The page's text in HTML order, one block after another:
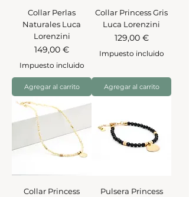
Collar Perlas
Naturales Luca
Lorenzini
Precio
149,00 €
Impuesto incluido
Agregar al carrito
Collar Princess Gris
Luca Lorenzini
Precio
129,00 €
Impuesto incluido
Agregar al carrito
Collar Princess
Pulsera Princess